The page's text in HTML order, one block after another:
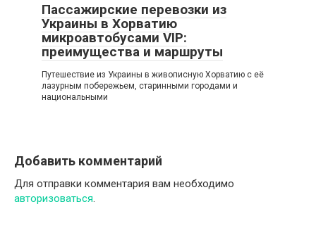
Пассажирские перевозки из
Украины в Хорватию
микроавтобусами VIP:
преимущества и маршруты
Путешествие из Украины в живописную Хорватию с её
лазурным побережьем, старинными городами и
национальными
Добавить комментарий
Для отправки комментария вам необходимо
авторизоваться.